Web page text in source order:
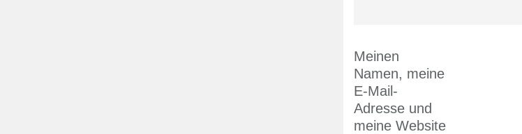
Meinen
Namen, meine
E-Mail-
Adresse und
meine Website